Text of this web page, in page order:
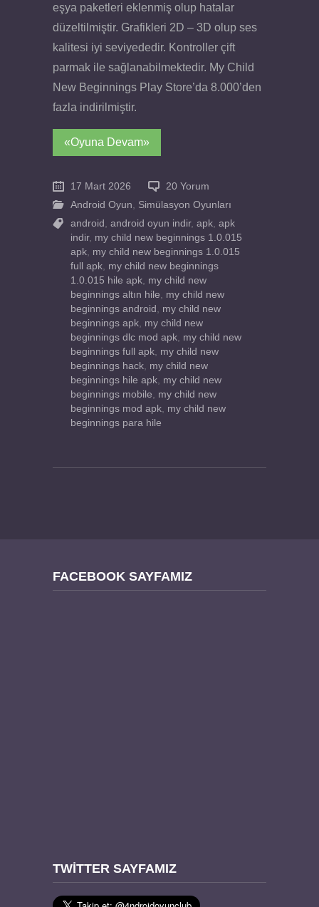
eşya paketleri eklenmiş olup hatalar
düzeltilmiştir. Grafikleri 2D – 3D olup ses
kalitesi iyi seviyededir. Kontroller çift
parmak ile sağlanabilmektedir. My Child
New Beginnings Play Store’da 8.000’den
fazla indirilmiştir.
«Oyuna Devam»
17 Mart 2026
20 Yorum
Android Oyun
Simülasyon Oyunları
android
android oyun indir, apk apk
indir, my child new beginnings 1.0.015
apk my child new beginnings 1.0.015
full apk my child new beginnings
1.0.015 hile apk my child new
beginnings altın hile
my child new
beginnings android
my child new
beginnings apk my child new
beginnings dlc mod apk my child new
beginnings full apk my child new
beginnings hack my child new
beginnings hile apk my child new
beginnings mobile
my child new
beginnings mod apk my child new
beginnings para hile
FACEBOOK SAYFAMIZ
TWITTER SAYFAMIZ